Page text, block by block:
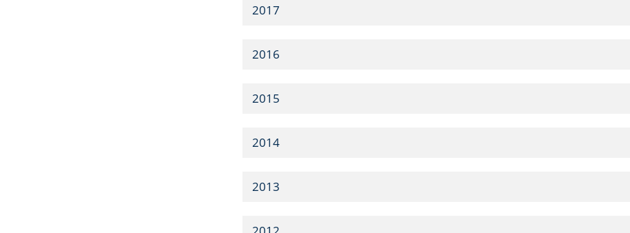
2017
2016
2015
2014
2013